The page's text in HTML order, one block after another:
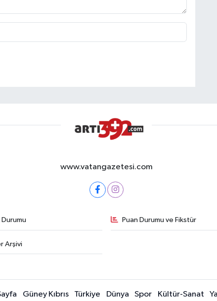
www.vatangazetesi.com
Durumu Puan Durumu ve Fikstür
Arşivi
Güney Kıbrıs Türkiye Dünya Spor Kültür-Sanat